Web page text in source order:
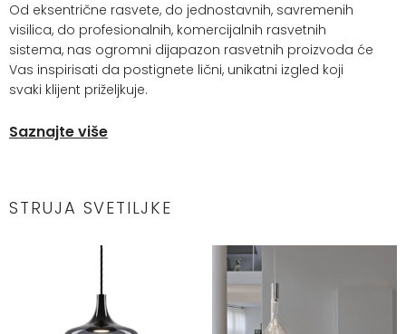
Od eksentrične rasvete, do jednostavnih, savremenih
visilica, do profesionalnih, komercijalnih rasvetnih
sistema, nas ogromni dijapazon rasvetnih proizvoda će
Vas inspirisati da postignete lični, unikatni izgled koji
svaki klijent priželjkuje.
Saznajte više
STRUJA SVETILJKE